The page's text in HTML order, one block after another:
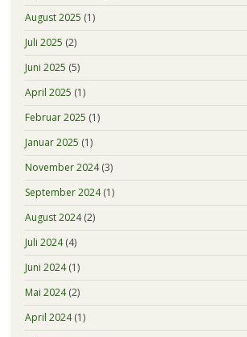
August 2025 (1)
Juli 2025 (2)
Juni 2025 (5)
April 2025 (1)
Februar 2025 (1)
Januar 2025 (1)
November 2024(3)
September 2024(1)
August 2024(2)
Juli 2024(4)
Juni 2024(1)
Mai 2024(2)
April 2024(1)